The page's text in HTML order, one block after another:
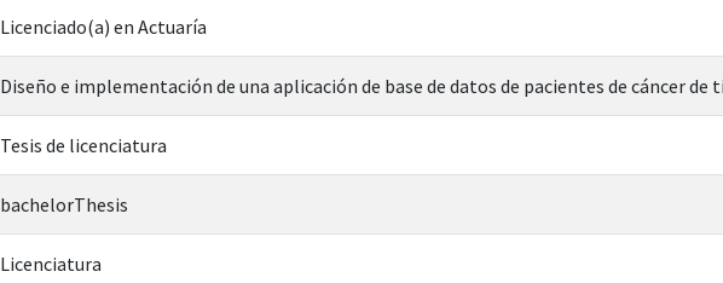
Licenciado(a) en Actuaría
Diseño e implementación de una aplicación de base de datos de pacientes de cáncer de
Tesis de licenciatura
bachelorThesis
Licenciatura